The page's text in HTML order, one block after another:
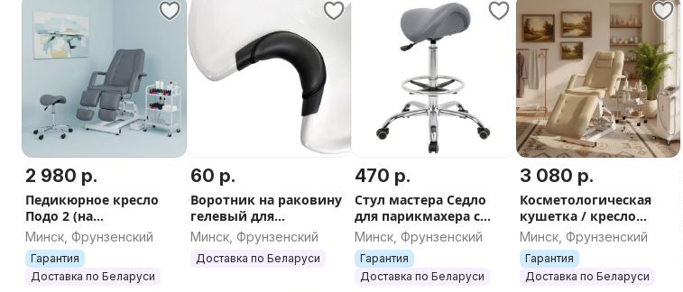
2 980 р.
Педикюрное кресло
Подо 2 (на
электроприводе, 2
мотора) пульт
Минск, Фрунзенский
Гарантия
Доставка по Беларуси
60 р.
Воротник на раковину
гелевый для
парикмахерской
мойки
Минск, Фрунзенский
Доставка по Беларуси
470 р.
Стул мастера Седло
для парикмахера с
кругом под ноги
Минск, Фрунзенский
Гарантия
Доставка по Беларуси
3 080 р.
Косметологическая
кушетка / кресло
Эстетика 2 Электро (2
мотора)
Минск, Фрунзенский
Гарантия
Доставка по Беларуси